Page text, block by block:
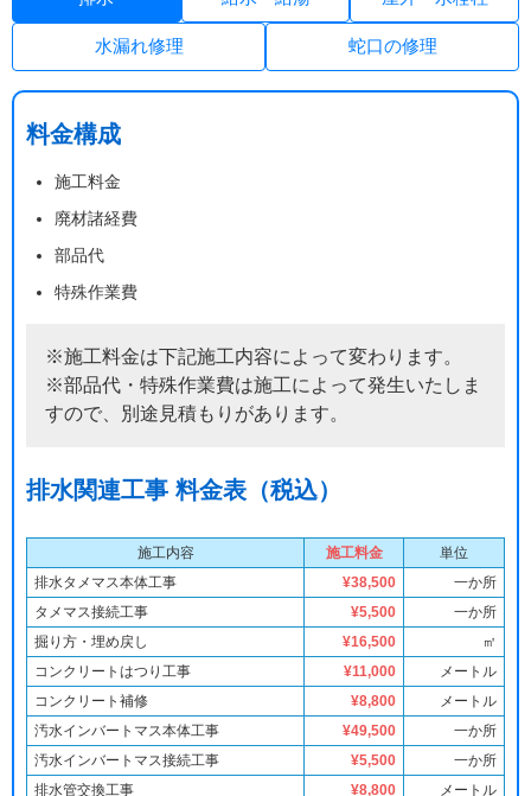
水漏れ修理 蛇口の修理
料金構成
施工料金
廃材諸経費
部品代
特殊作業費
※施工料金は下記施工内容によって変わります。
※部品代・特殊作業費は施工によって発生いたしま
すので、別途見積もりがあります。
排水関連工事 料金表（税込）
施工内容 施工料金
単位
排水タメマス本体工事
¥38,500
一か所
タメマス接続工事
¥5,500
一か所
掘り方・埋め戻し
¥16,500
㎡
コンクリートはつり工事
¥11,000
メートル
コンクリート補修
¥8,800
メートル
汚水インバートマス本体工事
¥49,500
一か所
汚水インバートマス接続工事
¥5,500
一か所
排水管交換工事
¥8,800
メートル